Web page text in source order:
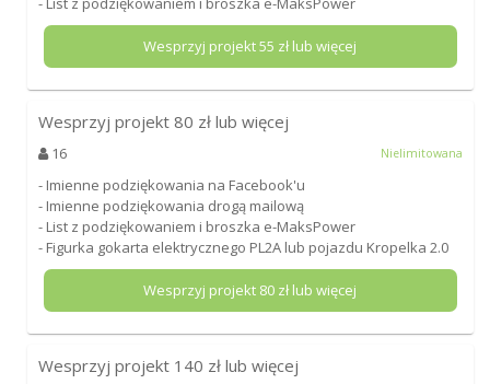
Wesprzyj projekt55 zł lub więcej
Wesprzyj projekt 80 zł lub więcej
16 Nielimitowana
- Imienne podziękowania na Facebook'u
- Imienne podziękowania drogą mailową
- List z podziękowaniem i broszka e-MaksPower
- Figurka gokarta elektrycznego PL2A lub pojazdu Kropelka 2.0
Wesprzyj projekt 80 zł lub więcej
Wesprzyj projekt 140 zł lub więcej